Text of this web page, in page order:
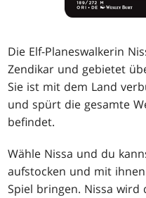
Die Elf-Planeswalkerin
Zendikar und gebietet
Sie ist mit dem Land
und spürt die gesamte
befindet.
Wähle Nissa und du
aufstocken und mit
Spiel bringen. Nissa wird